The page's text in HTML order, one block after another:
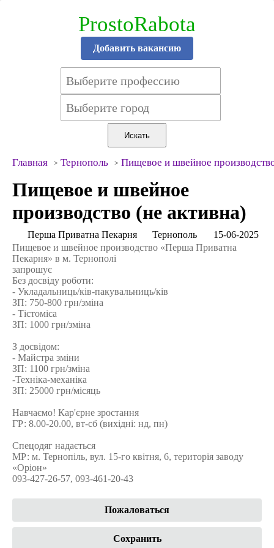
ProstoRabota
Добавить вакансию
Главная Тернополь Пищевое и швейное
Пищевое и швейное
производство (не активна)
Перша Приватна Пекарня Тернополь
15-06-2025
Пищевое и швейное производство «Перша Приватна
Пекарня» в м. Тернополі
запрошує
Без досвіду роботи:
- Укладальниць/ків-пакувальниць/ків
ЗП: 750-800 грн/зміна
- Тістоміса
ЗП: 1000 грн/зміна
З досвідом:
- Майстра зміни
ЗП: 1100 грн/зміна
-Техніка-механіка
ЗП: 25000 грн/місяць
Навчаємо! Кар'єрне зростання
ГР: 8.00-20.00, вт-сб (вихідні: нд, пн)
Спецодяг надається
МР: м. Тернопіль, вул. 15-го квітня, 6, територія заводу
«Оріон»
093-427-26-57, 093-461-20-43
Пожаловаться
Сохранить